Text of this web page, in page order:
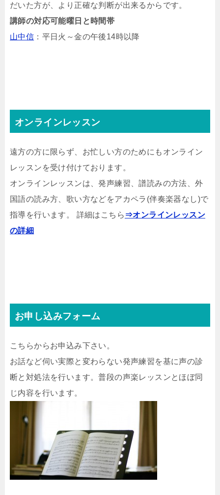
だいた方が、より正確な判断が出来るからです。
講師の対応可能曜日と時間帯
山中信 ：平日火～金の午後14時以降
オンラインレッスン
遠方の方に限らず、お忙しい方のためにもオンライン
レッスンを受け付けております。
オンラインレッスンは、発声練習、譜読みの方法、外
国語の読み方、歌い方などをアカペラ(伴奏楽器なし)で
指導を行います。 詳細はこちら ⇒オンラインレッスン
の詳細
お申し込みフォーム
こちらからお申込み下さい。
お話など伺い実際と変わらない発声練習を基に声の診
断と対処法を行います。普段の声楽レッスンとほぼ同
じ内容を行います。